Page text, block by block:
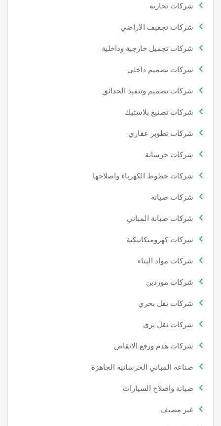
شركات تجاريه
شركات تجفيف الاراضي
شركات تجميل خارجية وداخلية
شركات تصميم داخلى
شركات تصميم وتنفيذ الحدائق
شركات تصنيع بلاستيك
شركات تطوير عقاري
شركات خرسانة
شركات خطوط الكهرباء واصلاحها
شركات صيانة
شركات صيانة المباني
شركات كهروميكانيكية
شركات مواد البناء
شركات موردين
شركات نقل بحري
شركات نقل بري
شركات هدم ورفع الانقاض
صناعة المباني الخرسانية الجاهزة
صيانة واصلاح السيارات
غير مصنف